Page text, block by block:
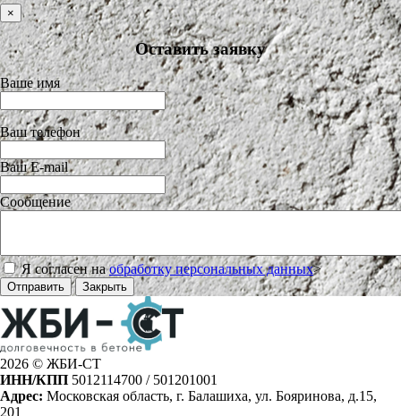
×
Оставить заявку
Ваше имя
Ваш телефон
Ваш E-mail
Сообщение
Я согласен наобработку персональных данных>
Отправить Закрыть
2026 © ЖБИ-СТ
ИНН/КПП 5012114700 / 501201001
Адрес: Московская область, г. Балашиха, ул. Бояринова, д.15,
201